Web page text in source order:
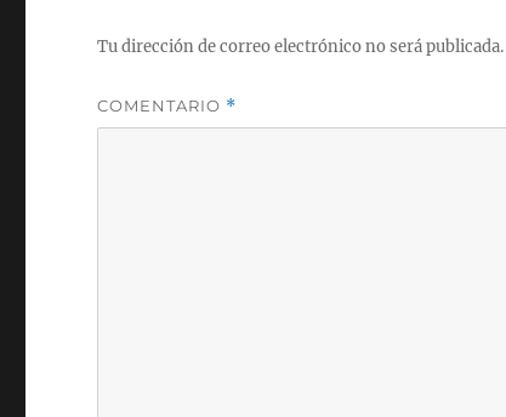
Tu dirección de correo electrónico no será publicada.
COMENTARIO *